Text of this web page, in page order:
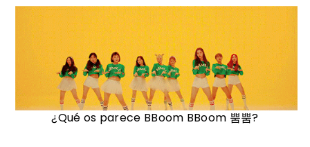
¿Qué os parece BBoom BBoom 뿜뿜?